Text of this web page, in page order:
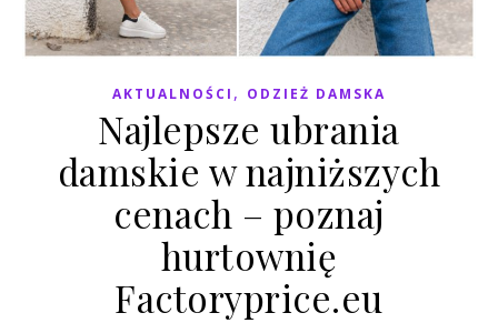
AKTUALNOŚCI , ODZIEŻ DAMSKA
Najlepsze ubrania
damskie w najniższych
cenach – poznaj
hurtownię
Factoryprice.eu